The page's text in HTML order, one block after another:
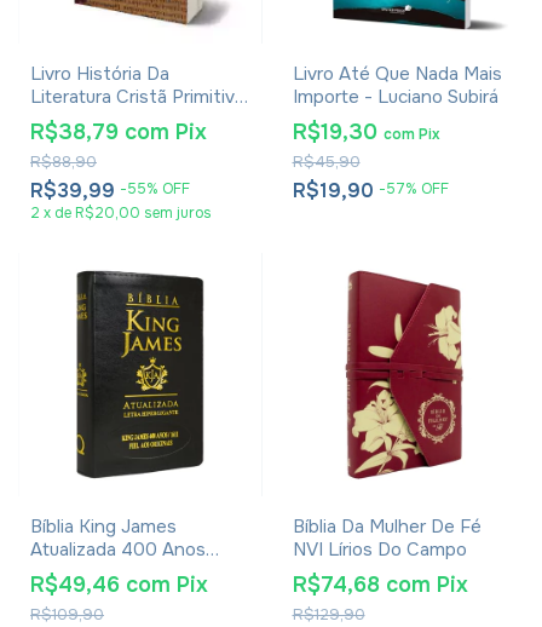
Livro História Da
Literatura Cristã Primitiva
- Introdução Ao Novo
Testamento Philipp
Vielhauer
R$39,99 -55% OFF
R$88,90
R$38,79 com Pix
2 x de R$20,00 sem juros
Livro Até Que Nada Mais
Importe - Luciano Subirá
R$19,90 -57% OFF
R$45,90
R$19,30 com Pix
Bíblia King James
Atualizada 400 Anos
Letra Hipergigante -
Média Luxo Preta
R$109,90
R$49,46 com Pix
Bíblia Da Mulher De Fé
NVI Lírios Do Campo
R$129,90
R$74,68 com Pix